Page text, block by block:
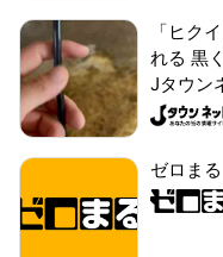
「ヒク
れる 黒
Jタウン
ゼロまる